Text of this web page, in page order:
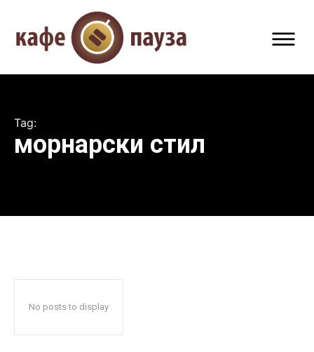
Tag:
морнарски стил
No posts to display